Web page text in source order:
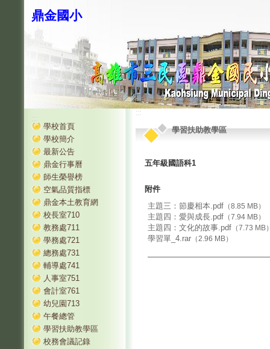
鼎金國小
:::
學校首頁
學校簡介
最新公告
鼎金行事曆
師生榮譽榜
空氣品質指標
鼎金本土教育網
校長室710
教務處711
學務處721
總務處731
輔導處741
人事室751
會計室761
幼兒園713
午餐總管
學習扶助教學區
校務會議記錄
:::
學習扶助教學區
五年級國語科1
附件
主題三：節慶相本.pdf （8.85 MB）
主題四：愛與成長.pdf （7.94 MB）
主題四：文化的故事.pdf （7.73 MB
學習單_4.rar （2.96 MB）